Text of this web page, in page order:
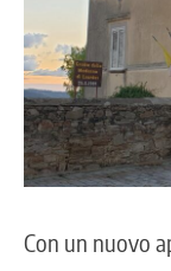
Con un nuovo